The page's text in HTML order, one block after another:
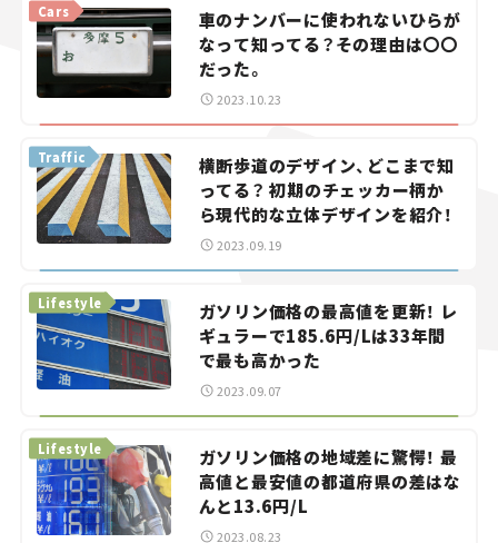
Cars
車のナンバーに使われないひらが
なって知ってる？その理由は〇〇
だった。
2023.10.23
Traffic
横断歩道のデザイン、どこまで知
ってる？ 初期のチェッカー柄か
ら現代的な立体デザインを紹介！
2023.09.19
Lifestyle
ガソリン価格の最高値を更新！ レ
ギュラーで185.6円/Lは33年間
で最も高かった
2023.09.07
Lifestyle
ガソリン価格の地域差に驚愕！ 最
高値と最安値の都道府県の差はな
んと13.6円/L
2023.08.23